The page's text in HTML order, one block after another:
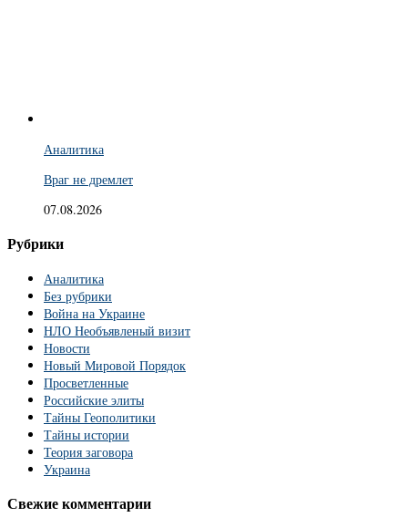
Аналитика
Враг не дремлет
07.08.2026
Рубрики
Аналитика
Без рубрики
Война на Украине
НЛО Необъявленый визит
Новости
Новый Мировой Порядок
Просветленные
Российские элиты
Тайны Геополитики
Тайны истории
Теория заговора
Украина
Свежие комментарии